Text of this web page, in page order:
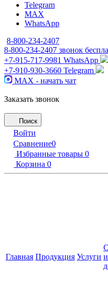
Telegram
MAX
WhatsApp
8-800-234-2407
8-800-234-2407 звонок
+7-915-717-9981 WhatsApp
+7-910-930-3660 Telegram
MAX - начать чат
Заказать звонок
Поиск
Войти
Сравнение0
Избранные товары 0
Корзина 0
Главная Продукция Услуги и